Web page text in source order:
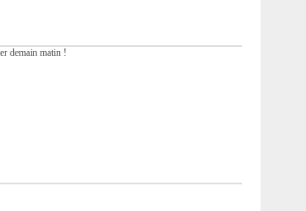
demain matin !